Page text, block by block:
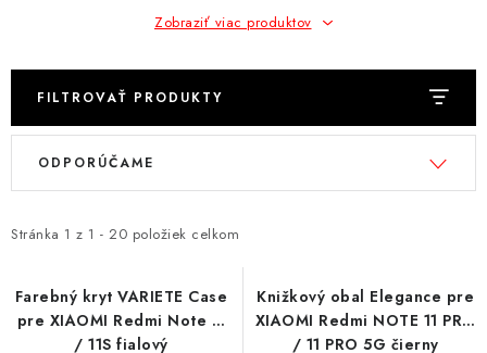
TIPY NA DARČEKY
PAMÄŤOVÉ KARTY A DISKY
PRÍSLUŠENSTVO K NOTEBOOKOM A PC
BATÉRIE VARTA
Zobraziť viac produktov
FILTROVAŤ PRODUKTY
V
i
p
r
Stránka 1 z 1 - 20 položiek celkom
R
e
i
e
ODPORÚČAME
Farebný kryt VARIETE Case
pre XIAOMI Redmi Note 11
/ 11S fialový
Knižkový obal Elegance pre
XIAOMI Redmi NOTE 11 PRO
/ 11 PRO 5G čierny